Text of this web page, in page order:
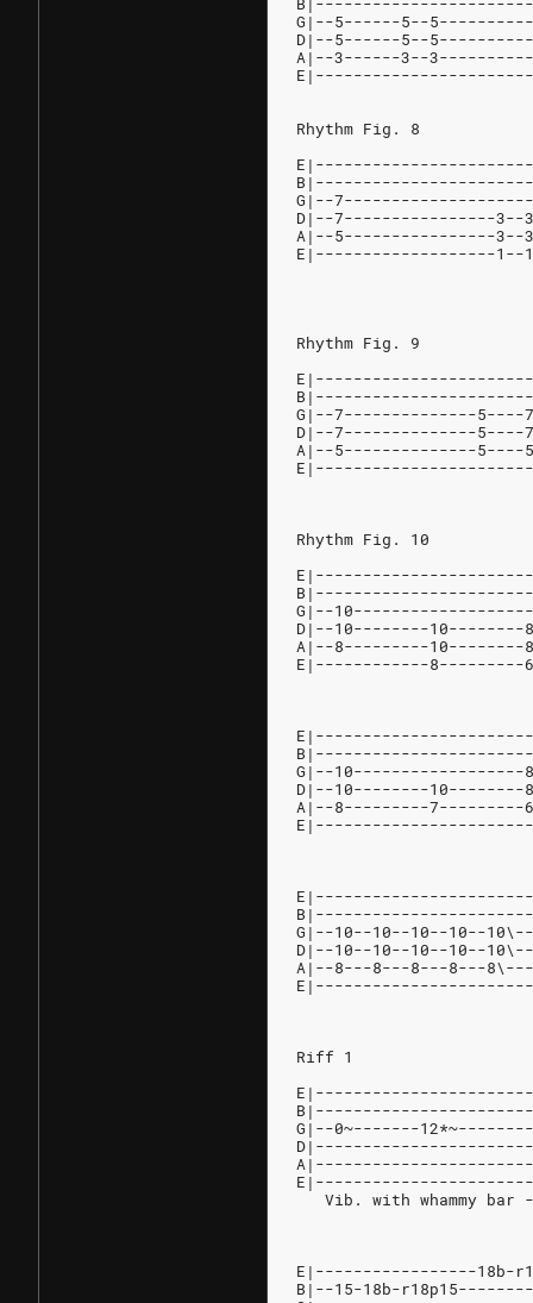
G|--5------5--
D|--5------5--
A|--3------3--
Rhythm Fig. 8
G|--
D|--7----------------3--
A|--5----------------3--
E|-------------------1--
Rhythm Fig. 9
G|--7--------------
D|--7--------------
A|--5--------------
Rhythm Fig. 10
G|--
D|--10--------
A|--8---------
E|------------8---------
G|--10------------------
D|--10--------10--------
A|--8---------7---------
G|--10--10--10--10--
D|--10--10--10--10--
A|--8---8---8---8---
Riff 1
G|--0~-------
Vib. with whammy bar
E|-----------------18b-
B|--15-18b-